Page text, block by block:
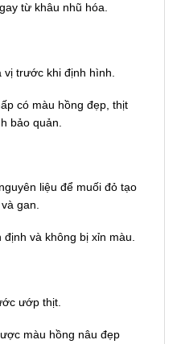
từ khâu nhũ hóa.
trước khi định hình.
có màu hồng đẹp, thịt
bảo quản.
liệu để muối đỏ tạo
gan.
và không bị xỉn màu.
ướp thịt.
màu hồng nâu đẹp